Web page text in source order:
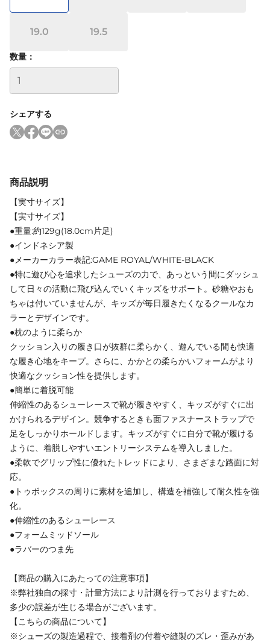
19.0 19.5
数量：
シェアする
商品説明
【実寸サイズ】
【実寸サイズ】
●重量:約129g(18.0cm片足)
●インドネシア製
●メーカーカラー表記:GAME ROYAL/WHITE-BLACK
●特に遊び心を追求したシューズの力で、あっという間にダッシュ
して日々の活動に飛び込んでいくキッズをサポート。砂糖やおも
ちゃは付いていませんが、キッズが毎日履きたくなるクールなカ
ラーとデザインです。
●枕のように柔らか
クッション入りの履き口が抜群に柔らかく、遊んでいる間も快適
な履き心地をキープ。さらに、かかとの柔らかいフォームがより
快適なクッション性を提供します。
●簡単に着脱可能
伸縮性のあるシューレースで靴が履きやすく、キッズがすぐに出
かけられるデザイン。競争するときも面ファスナーストラップで
足をしっかりホールドします。キッズがすぐに自分で靴が履ける
ように、着脱しやすいエントリーシステムを導入しました。
●柔軟でグリップ性に優れたトレッドにより、さまざまな路面に対
応。
●トゥボックスの周りに素材を追加し、構造を補強して耐久性を強
化。
●伸縮性のあるシューレース
●フォームミッドソール
●ラバーのつま先
【商品の購入にあたっての注意事項】
※弊社独自の採寸・計量方法により計測を行っておりますため、
多少の誤差が生じる場合がございます。
【こちらの商品について】
※シューズの製造過程で、接着剤の付着や縫製のズレ・歪みがあ